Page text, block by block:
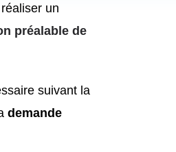
un
préalable de
suivant la
demande